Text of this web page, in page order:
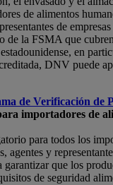
de alimentos
de
de la FSMA que
en
DNV puede
de Verificación de
importadores de
para todos los
agentes y
garantizar que los
de seguridad